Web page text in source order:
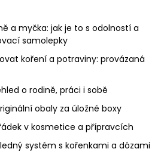
a myčka: jak je to s odolností a
samolepky
koření a potraviny: provázaná
o rodině, práci i sobě
obaly za úložné boxy
v kosmetice a přípravcích
systém s kořenkami a dózami